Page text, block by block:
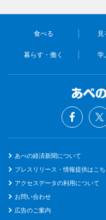
食べる
暮らす・働く 学
あべの経済新聞について
プレスリリース・情報提供はこ
アクセスデータの利用について
お問い合わせ
広告のご案内